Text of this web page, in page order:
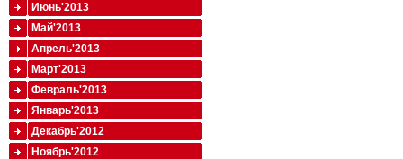
Июнь'2013
Май'2013
Апрель'2013
Март'2013
Февраль'2013
Январь'2013
Декабрь'2012
Ноябрь'2012